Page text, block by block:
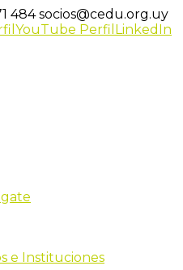
484socios@cedu.org.uy
YouTube Perfil LinkedIn
e Instituciones